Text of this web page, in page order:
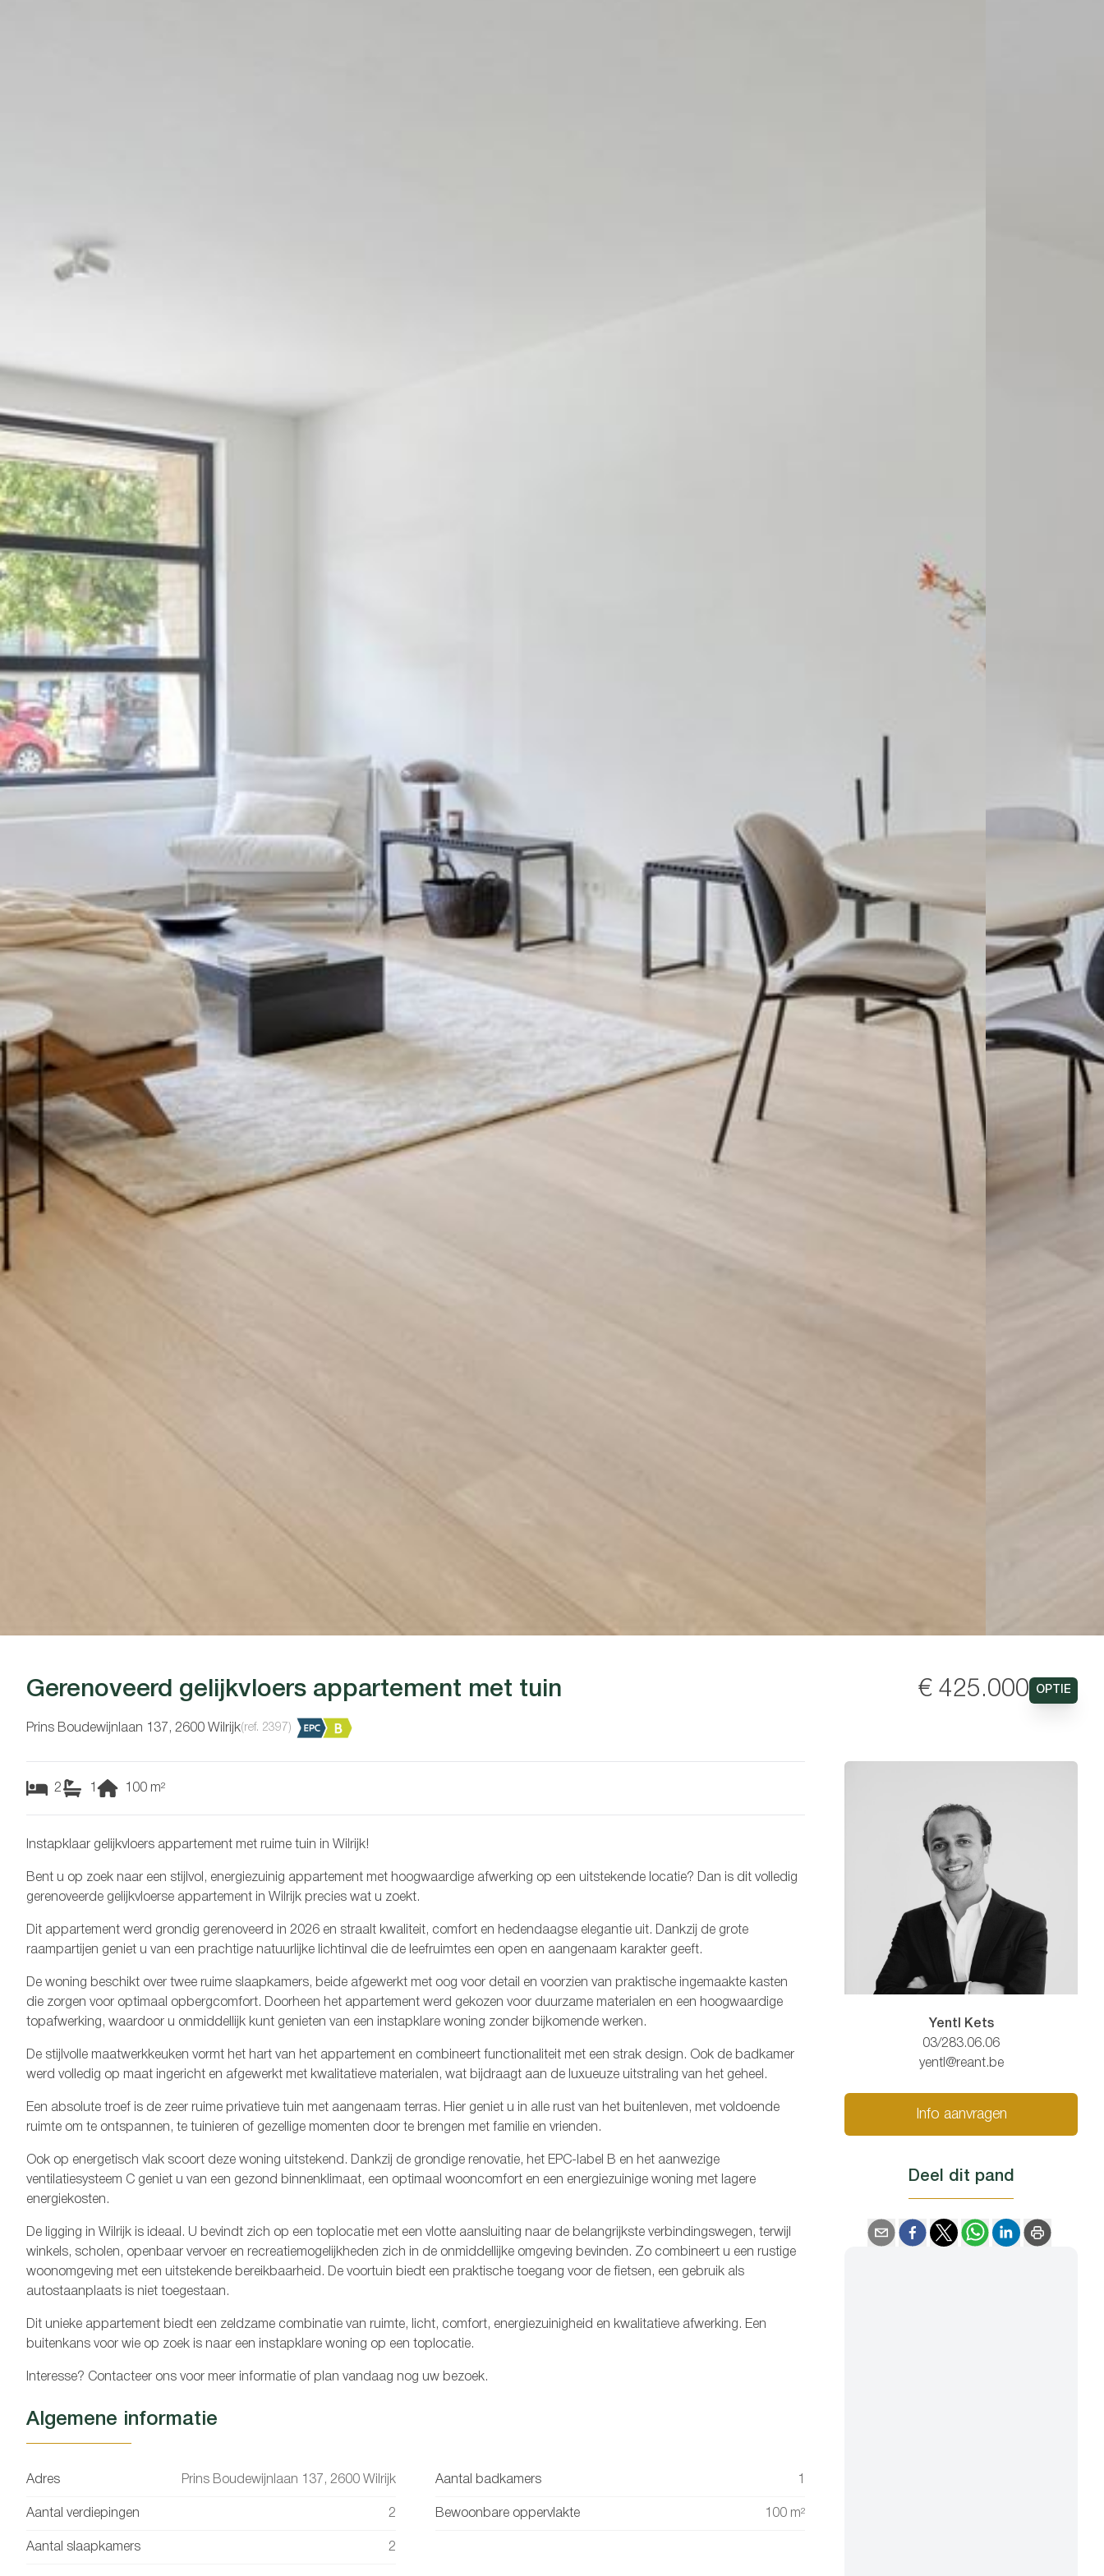
Gerenoveerd gelijkvloers appartement met tuin € 425.000 OPTIE
Prins Boudewijnlaan 137, 2600 Wilrijk(ref. 2397 )
2 100 m²
Instapklaar gelijkvloers appartement met ruime tuin in Wilrijk!
Bent u op zoek naar een stijlvol, energiezuinig appartement met hoogwaardige afwerking op een uitstekende locatie? Dan is dit volledig
gerenoveerde gelijkvloerse appartement in Wilrijk precies wat u zoekt.
Dit appartement werd grondig gerenoveerd in 2026 en straalt kwaliteit, comfort en hedendaagse elegantie uit. Dankzij de grote
raampartijen geniet u van een prachtige natuurlijke lichtinval die de leefruimtes een open en aangenaam karakter geeft.
De woning beschikt over twee ruime slaapkamers, beide afgewerkt met oog voor detail en voorzien van praktische ingemaakte kasten
die zorgen voor optimaal opbergcomfort. Doorheen het appartement werd gekozen voor duurzame materialen en een hoogwaardige
topafwerking, waardoor u onmiddellijk kunt genieten van een instapklare woning zonder bijkomende werken.
De stijlvolle maatwerkkeuken vormt het hart van het appartement en combineert functionaliteit met een strak design. Ook de badkamer
werd volledig op maat ingericht en afgewerkt met kwalitatieve materialen, wat bijdraagt aan de luxueuze uitstraling van het geheel.
Een absolute troef is de zeer ruime privatieve tuin met aangenaam terras. Hier geniet u in alle rust van het buitenleven, met voldoende
ruimte om te ontspannen, te tuinieren of gezellige momenten door te brengen met familie en vrienden.
Ook op energetisch vlak scoort deze woning uitstekend. Dankzij de grondige renovatie, het EPC-label B en het aanwezige
ventilatiesysteem C geniet u van een gezond binnenklimaat, een optimaal wooncomfort en een energiezuinige woning met lagere
energiekosten.
De ligging in Wilrijk is ideaal. U bevindt zich op een toplocatie met een vlotte aansluiting naar de belangrijkste verbindingswegen, terwijl
winkels, scholen, openbaar vervoer en recreatiemogelijkheden zich in de onmiddellijke omgeving bevinden. Zo combineert u een rustige
woonomgeving met een uitstekende bereikbaarheid. De voortuin biedt een praktische toegang voor de fietsen, een gebruik als
autostaanplaats is niet toegestaan.
Dit unieke appartement biedt een zeldzame combinatie van ruimte, licht, comfort, energiezuinigheid en kwalitatieve afwerking. Een
buitenkans voor wie op zoek is naar een instapklare woning op een toplocatie.
Interesse? Contacteer ons voor meer informatie of plan vandaag nog uw bezoek.
Algemene informatie
Adres Prins Boudewijnlaan 137, 2600 Wilrijk Aantal badkamers
Aantal verdiepingen 2 Bewoonbare oppervlakte 100 m²
Aantal slaapkamers 2
Yentl Kets
03/283.06.06
yentl@reant.be
Info aanvragen
Deel dit pand